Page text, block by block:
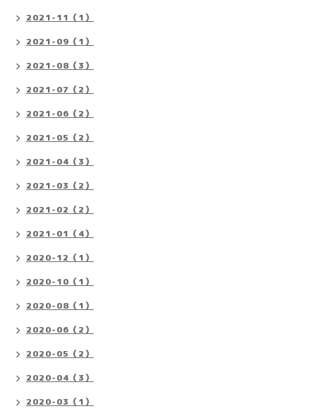
2021-11（1）
2021-09（1）
2021-08（3）
2021-07（2）
2021-06（2）
2021-05（2）
2021-04（3）
2021-03（2）
2021-02（2）
2021-01（4）
2020-12（1）
2020-10（1）
2020-08（1）
2020-06（2）
2020-05（2）
2020-04（3）
2020-03（1）